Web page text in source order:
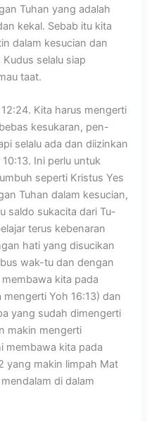
Tuhan yang adalah
kekal. Sebab itu kita
dalam kesucian dan
selalu siap
taat.
Kita harus mengerti
kesukaran, pen-
selalu ada dan diizinkan
Ini perlu untuk
seperti Kristus Yes
Tuhan dalam kesucian,
saldo sukacita dari Tu-
terus kebenaran
hati yang disucikan
wak-tu dan dengan
kita pada
Yoh 16:13) dan
yang sudah dimengerti
makin mengerti
membawa kita pada
yang makin limpah Mat
di dalam